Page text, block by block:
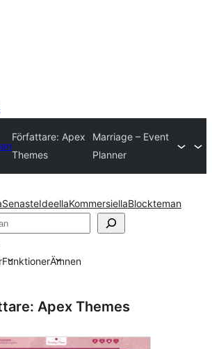
Författare: Apex
Themes
Marriage – Event
Planner
SenasteIdeellaKommersiellaBlockteman
FunktionerÄmnen
Apex Themes